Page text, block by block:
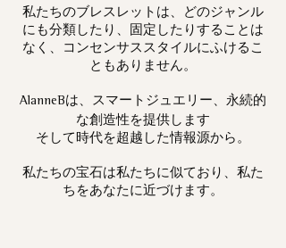
私たちのブレスレットは、どのジャンル
にも分類したり、固定したりすることは
なく、コンセンサススタイルにふけるこ
ともありません。
AlanneBは、スマートジュエリー、永続的
な創造性を提供します
そして時代を超越した情報源から。
私たちの宝石は私たちに似ており、私た
ちをあなたに近づけます。